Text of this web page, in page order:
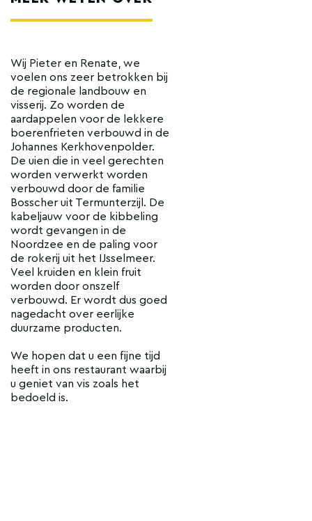
Wij Pieter en Renate, we
voelen ons zeer betrokken bij
de regionale landbouw en
visserij. Zo worden de
aardappelen voor de lekkere
boerenfrieten verbouwd in de
Johannes Kerkhovenpolder.
De uien die in veel gerechten
worden verwerkt worden
verbouwd door de familie
Bosscher uit Termunterzijl. De
kabeljauw voor de kibbeling
wordt gevangen in de
Noordzee en de paling voor
de rokerij uit het IJsselmeer.
Veel kruiden en klein fruit
worden door onszelf
verbouwd. Er wordt dus goed
nagedacht over eerlijke
duurzame producten.
We hopen dat u een fijne tijd
heeft in ons restaurant waarbij
u geniet van vis zoals het
bedoeld is.